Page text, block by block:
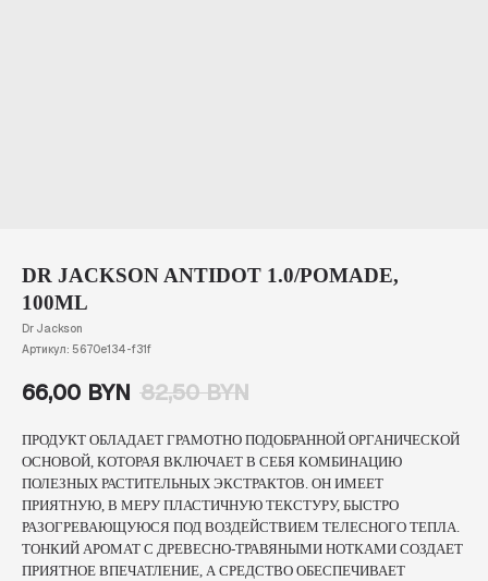
DR JACKSON ANTIDOT 1.0/POMADE,
100ML
Dr Jackson
Артикул: 5670e134-f31f
66,00 BYN 82,50 BYN
ПРОДУКТ ОБЛАДАЕТ ГРАМОТНО ПОДОБРАННОЙ ОРГАНИЧЕСКОЙ
ОСНОВОЙ, КОТОРАЯ ВКЛЮЧАЕТ В СЕБЯ КОМБИНАЦИЮ
ПОЛЕЗНЫХ РАСТИТЕЛЬНЫХ ЭКСТРАКТОВ. ОН ИМЕЕТ
ПРИЯТНУЮ, В МЕРУ ПЛАСТИЧНУЮ ТЕКСТУРУ, БЫСТРО
РАЗОГРЕВАЮЩУЮСЯ ПОД ВОЗДЕЙСТВИЕМ ТЕЛЕСНОГО ТЕПЛА.
ТОНКИЙ АРОМАТ С ДРЕВЕСНО-ТРАВЯНЫМИ НОТКАМИ СОЗДАЕТ
ПРИЯТНОЕ ВПЕЧАТЛЕНИЕ, А СРЕДСТВО ОБЕСПЕЧИВАЕТ